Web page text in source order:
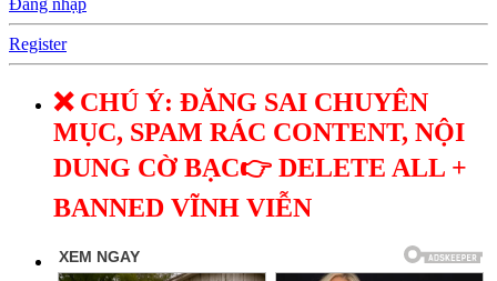
Đăng nhập
Register
❌ CHÚ Ý: ĐĂNG SAI CHUYÊN
MỤC, SPAM RÁC CONTENT, NỘI
DUNG CỜ BẠC👉 DELETE ALL +
BANNED VĨNH VIỄN